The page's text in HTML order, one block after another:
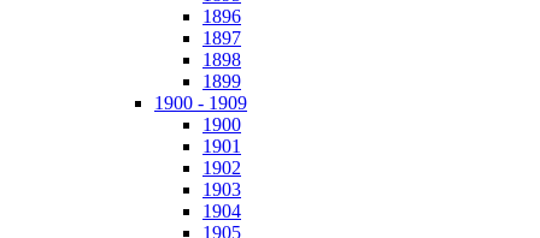
1896
1897
1898
1899
1900 - 1909
1900
1901
1902
1903
1904
1905